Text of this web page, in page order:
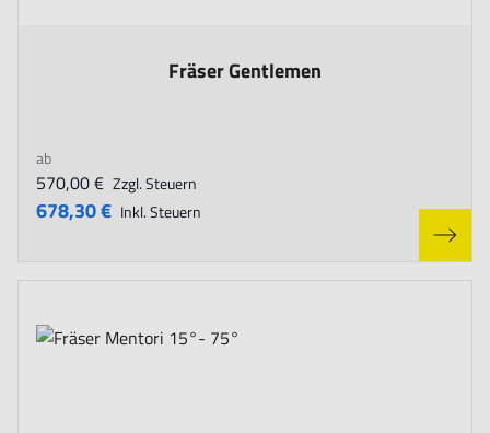
Fräser Gentlemen
The price depends on the options chosen on the product page
ab
678,30 € Inkl. Steuern
570,00 € Zzgl. Steuern